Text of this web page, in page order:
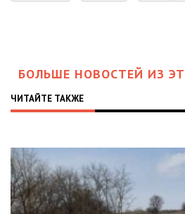
БОЛЬШЕ НОВОСТЕЙ ИЗ
ЧИТАЙТЕ ТАКЖЕ